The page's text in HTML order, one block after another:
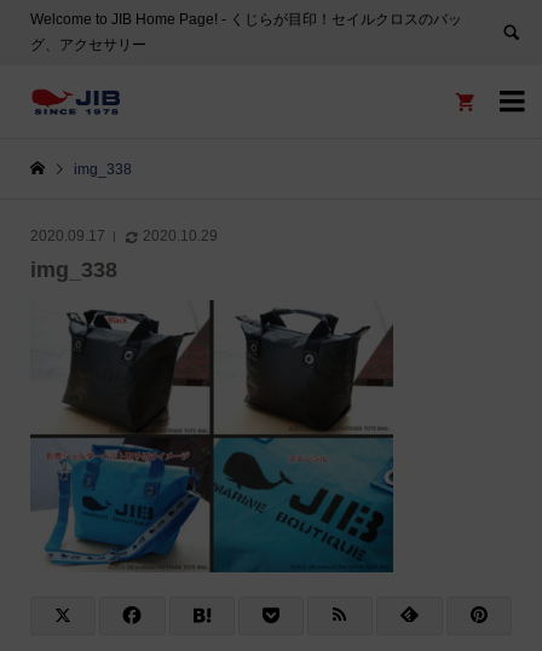
Welcome to JIB Home Page! ‐ くじらが目印！セイルクロスのバッ
グ、アクセサリー


img_338
2020.09.17 2020.10.29
img_338